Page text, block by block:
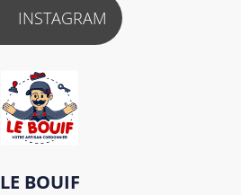
INSTAGRAM
LE BOUIF